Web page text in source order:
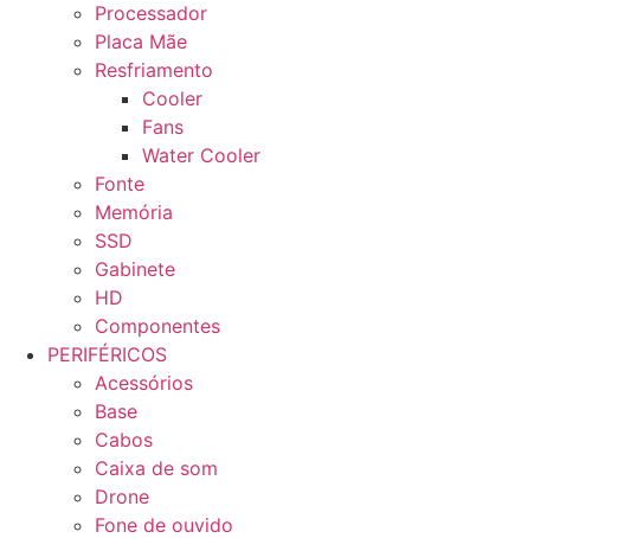
Processador
Placa Mãe
Resfriamento
Cooler
Fans
Water Cooler
Fonte
Memória
SSD
Gabinete
HD
Componentes
PERIFÉRICOS
Acessórios
Base
Cabos
Caixa de som
Drone
Fone de ouvido